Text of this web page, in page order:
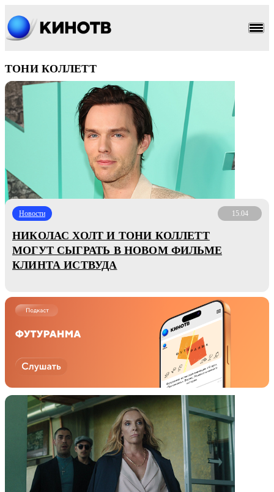
ТОНИ КОЛЛЕТТ
Новости 15.04
НИКОЛАС ХОЛТ И ТОНИ КОЛЛЕТТ
МОГУТ СЫГРАТЬ В НОВОМ ФИЛЬМЕ
КЛИНТА ИСТВУДА